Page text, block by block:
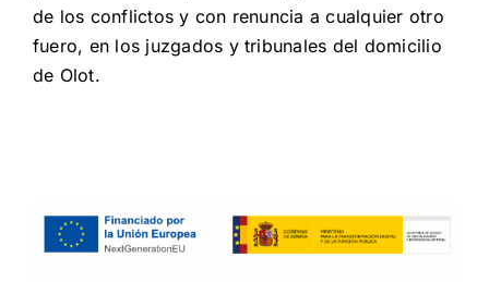
de los conflictos y con renuncia a cualquier otro
fuero, en los juzgados y tribunales del domicilio
de Olot.